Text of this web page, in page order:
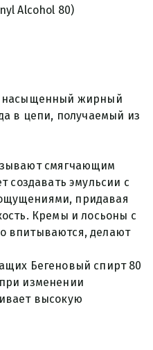
Alcohol 80)
насыщенный жирный
в цепи, получаемый из
смягчающим
создавать эмульсии с
придавая
Кремы и лосьоны с
впитываются, делают
Бегеновый спирт 80
изменении
высокую